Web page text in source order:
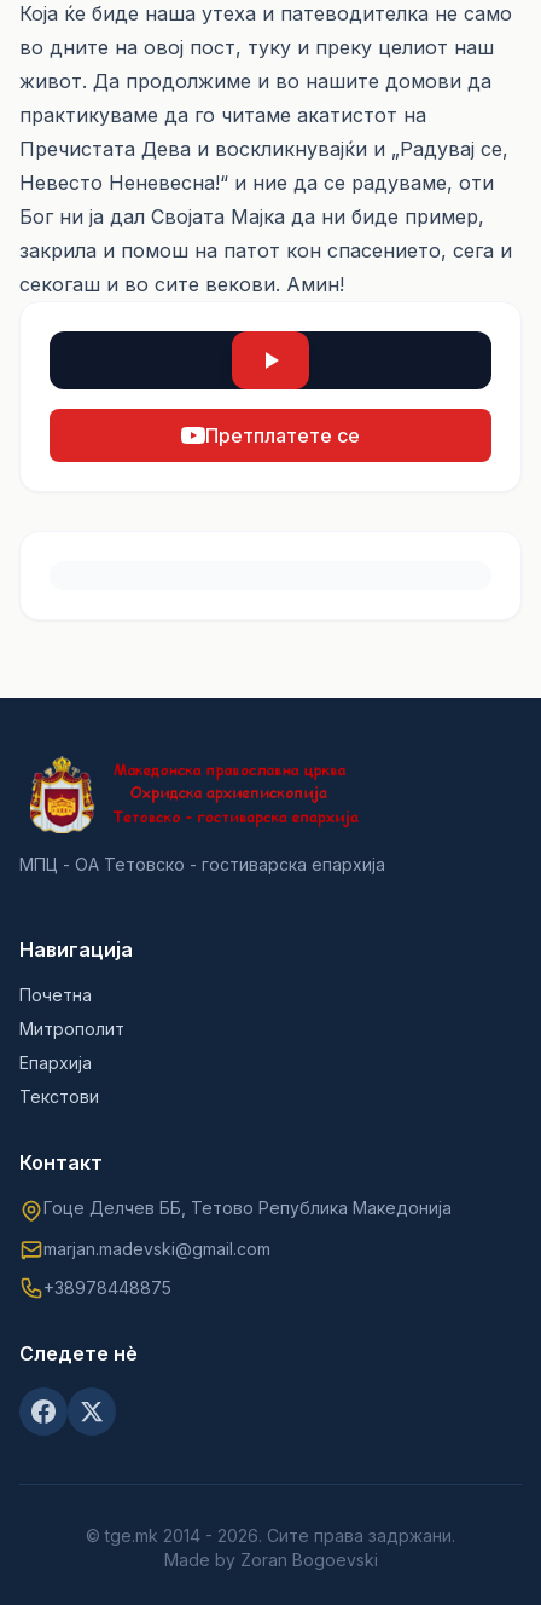
Која ќе биде наша утеха и патеводителка не само
во дните на овој пост, туку и преку целиот наш
живот. Да продолжиме и во нашите домови да
практикуваме да го читаме акатистот на
Пречистата Дева и воскликнувајќи и „Радувај се,
Невесто Неневесна!“ и ние да се радуваме, оти
Бог ни ја дал Својата Мајка да ни биде пример,
закрила и помош на патот кон спасението, сега и
секогаш и во сите векови. Амин!
Претплатете се
МПЦ - ОА Тетовско - гостиварска епархија
Навигација
Почетна
Митрополит
Епархија
Текстови
Контакт
Гоце Делчев ББ, Тетово Република Македонија
marjan.madevski@gmail.com
+38978448875
Следете нè
© tge.mk 2014 - 2026. Сите права задржани.
Made by Zoran Bogoevski